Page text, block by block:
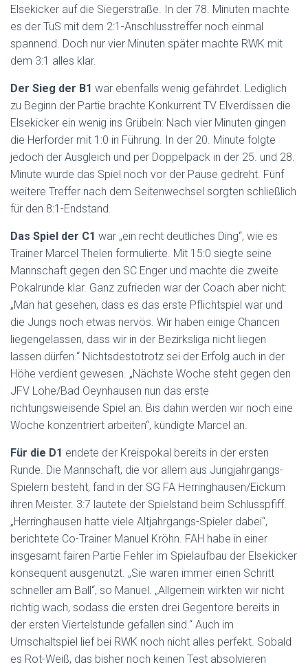
Elsekicker auf die Siegerstraße. In der 78. Minuten machte
es der TuS mit dem 2:1-Anschlusstreffer noch einmal
spannend. Doch nur vier Minuten später machte RWK mit
dem 3:1 alles klar.
Der Sieg der B1 war ebenfalls wenig gefährdet. Lediglich
zu Beginn der Partie brachte Konkurrent TV Elverdissen die
Elsekicker ein wenig ins Grübeln: Nach vier Minuten gingen
die Herforder mit 1:0 in Führung. In der 20. Minute folgte
jedoch der Ausgleich und per Doppelpack in der 25. und 28.
Minute wurde das Spiel noch vor der Pause gedreht. Fünf
weitere Treffer nach dem Seitenwechsel sorgten schließlich
für den 8:1-Endstand.
Das Spiel der C1 war „ein recht deutliches Ding“, wie es
Trainer Marcel Thelen formulierte. Mit 15:0 siegte seine
Mannschaft gegen den SC Enger und machte die zweite
Pokalrunde klar. Ganz zufrieden war der Coach aber nicht:
„Man hat gesehen, dass es das erste Pflichtspiel war und
die Jungs noch etwas nervös. Wir haben einige Chancen
liegengelassen, dass wir in der Bezirksliga nicht liegen
lassen dürfen.“ Nichtsdestotrotz sei der Erfolg auch in der
Höhe verdient gewesen. „Nächste Woche steht gegen den
JFV Lohe/Bad Oeynhausen nun das erste
richtungsweisende Spiel an. Bis dahin werden wir noch eine
Woche konzentriert arbeiten“, kündigte Marcel an.
Für die D1 endete der Kreispokal bereits in der ersten
Runde. Die Mannschaft, die vor allem aus Jungjahrgangs-
Spielern besteht, fand in der SG FA Herringhausen/Eickum
ihren Meister. 3:7 lautete der Spielstand beim Schlusspfiff.
„Herringhausen hatte viele Altjahrgangs-Spieler dabei“,
berichtete Co-Trainer Manuel Kröhn. FAH habe in einer
insgesamt fairen Partie Fehler im Spielaufbau der Elsekicker
konsequent ausgenutzt. „Sie waren immer einen Schritt
schneller am Ball“, so Manuel. „Allgemein wirkten wir nicht
richtig wach, sodass die ersten drei Gegentore bereits in
der ersten Viertelstunde gefallen sind.“ Auch im
Umschaltspiel lief bei RWK noch nicht alles perfekt. Sobald
es Rot-Weiß, das bisher noch keinen Test absolvieren